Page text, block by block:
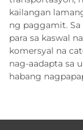
kailangan
ng paggamit.
para sa kaswal
komersyal na
nag-aadapta sa
habang